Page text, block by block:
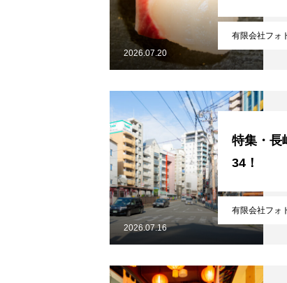
メディア取材受付口はこちら
北海道最強のビジネス課
無料で登録したい企業様はこち
北海道最強のビジネス課題解
有限会社フォ
2026.07.20
有限会社フォ
特集・長
34！
2026.07.16